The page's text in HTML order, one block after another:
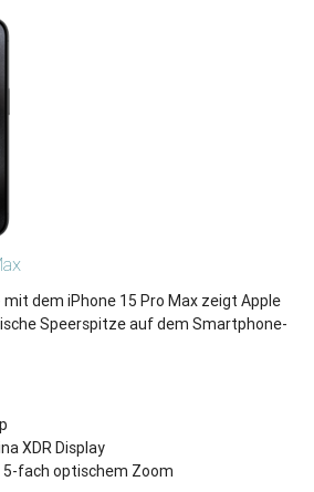
dem iPhone 15 Pro Max zeigt Apple
Speerspitze auf dem Smartphone-
XDR Display
fach optischem Zoom